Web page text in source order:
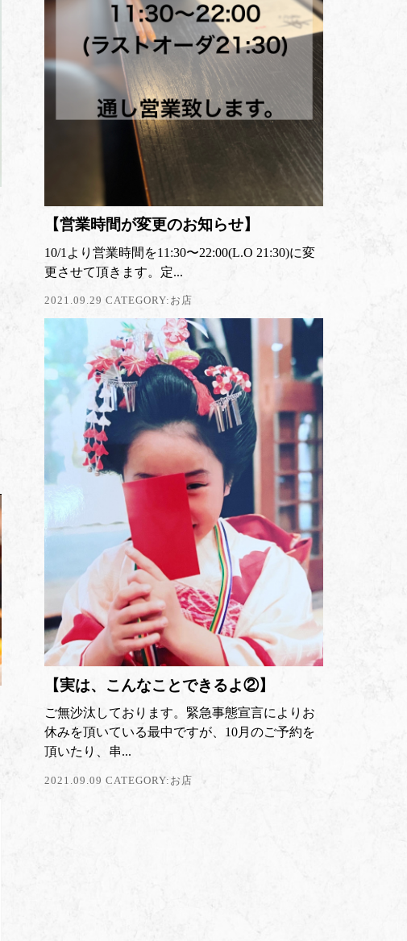
【営業時間が変更のお知らせ】
10/1より営業時間を11:30〜22:00(L.O 21:30)に変
更させて頂きます。定...
2021.09.29 CATEGORY: お店
【実は、こんなことできるよ②】
ご無沙汰しております。緊急事態宣言によりお
休みを頂いている最中ですが、10月のご予約を
頂いたり、串...
2021.09.09 CATEGORY: お店